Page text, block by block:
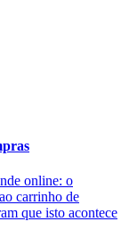
online: o
carrinho de
que isto acontece